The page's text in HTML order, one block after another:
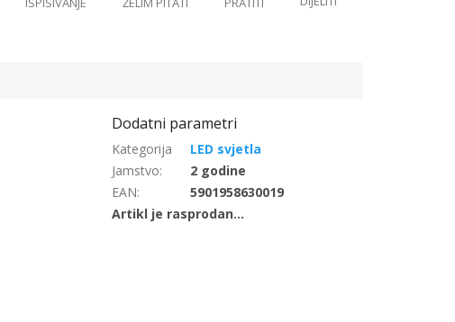
LED svjetla
Jamstvo:
2 godine
EAN: 5901958630019